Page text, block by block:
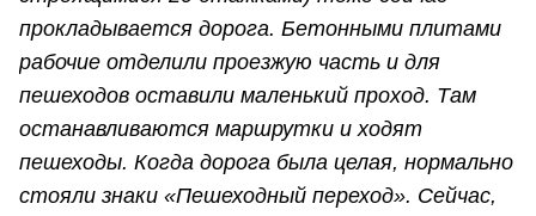
прокладывается дорога. Бетонными плитами
рабочие отделили проезжую часть и для
пешеходов оставили маленький проход. Там
останавливаются маршрутки и ходят
пешеходы. Когда дорога была целая, нормально
стояли знаки «Пешеходный переход». Сейчас,